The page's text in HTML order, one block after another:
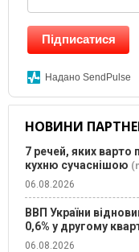
Підписатися
Надано SendPulse
НОВИНИ
7 речей, яких
кухню сучаснішою
06.08.2026
ВВП України
0,6% у другому
06.08.2026